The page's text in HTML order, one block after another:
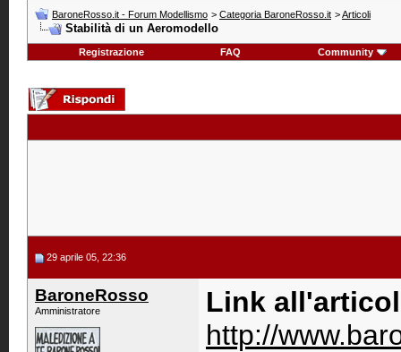
BaroneRosso.it - Forum Modellismo > Categoria BaroneRosso.it >Articoli
Stabilità di un Aeromodello
Registrazione FAQ Community
29 aprile 05, 22:36
BaroneRosso
Amministratore
Link
http://